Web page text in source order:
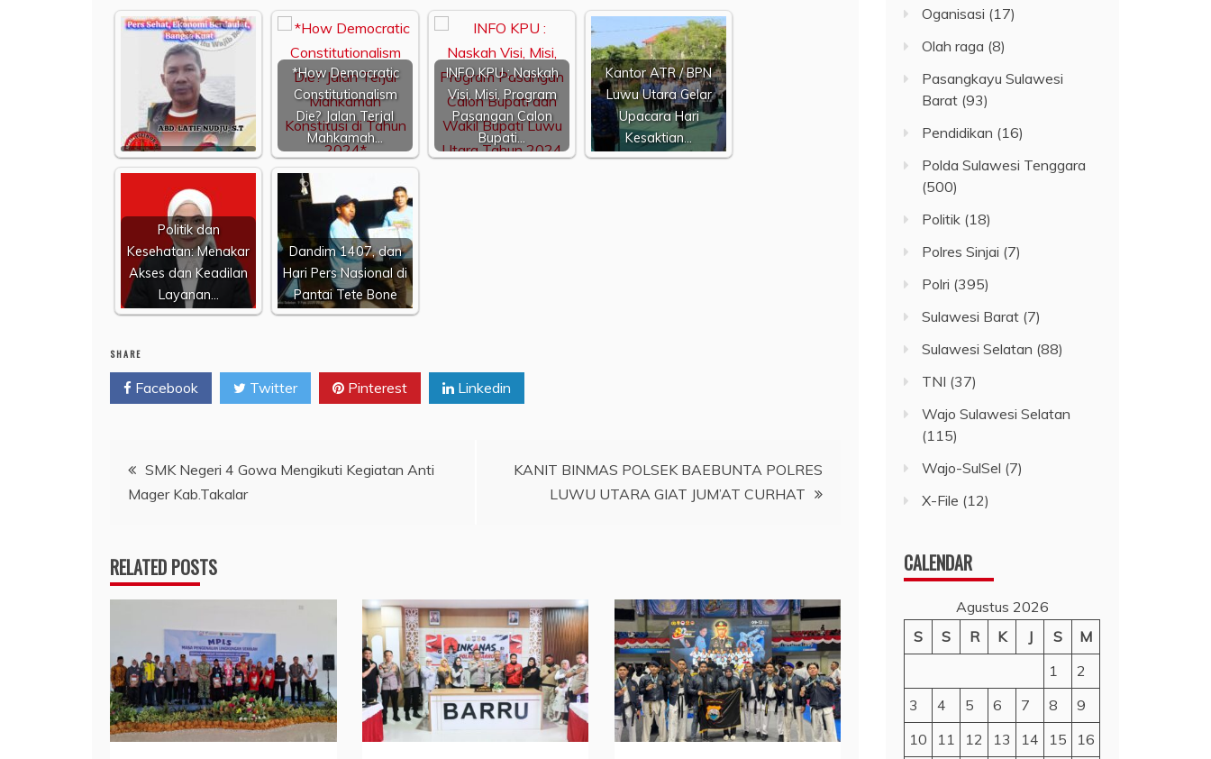
*How Democratic
Constitutionalism
Die? Jalan Terjal
Mahkamah…
INFO KPU : Naskah
Visi, Misi, Program
Pasangan Calon
Bupati…
Kantor ATR / BPN
Luwu Utara Gelar
Upacara Hari
Kesaktian…
Politik dan
Kesehatan: Menakar
Akses dan Keadilan
Layanan…
Dandim 1407, dan
Hari Pers Nasional di
Pantai Tete Bone
SHARE
Facebook Twitter Pinterest Linkedin
Navigasi
pos
SMK Negeri 4 Gowa Mengikuti Kegiatan Anti
Mager Kab.Takalar
KANIT BINMAS POLSEK BAEBUNTA POLRES
LUWU UTARA GIAT JUM’AT CURHAT
RELATED POSTS
Oganisasi (17)
Olah raga (8)
Pasangkayu Sulawesi
Barat (93)
Pendidikan (16)
Polda Sulawesi Tenggara
(500)
Politik (18)
Polres Sinjai (7)
Polri (395)
Sulawesi Barat (7)
Sulawesi Selatan (88)
TNI (37)
Wajo Sulawesi Selatan
(115)
Wajo-SulSel (7)
X-File (12)
CALENDAR
Agustus 2026
S
S R K J S
M
1
2
3
4 5 6 7 8
9
10
11 12 13 14 15
16